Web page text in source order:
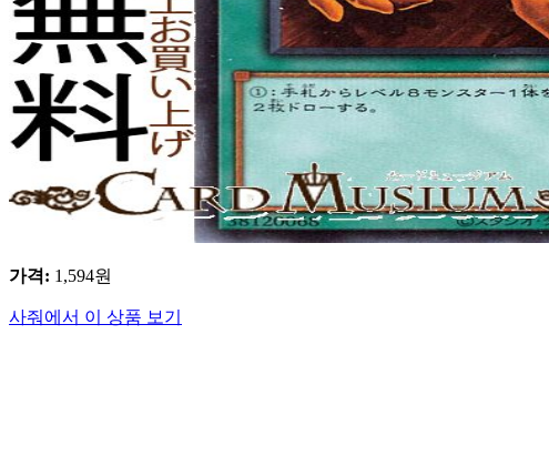
가격: 1,594원
사줘에서 이 상품 보기